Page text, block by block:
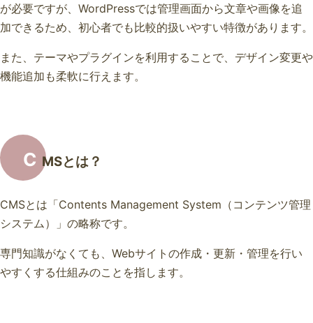
が必要ですが、WordPressでは管理画面から文章や画像を追
加できるため、初心者でも比較的扱いやすい特徴があります。
また、テーマやプラグインを利用することで、デザイン変更や
機能追加も柔軟に行えます。
C MSとは？
CMSとは「Contents Management System（コンテンツ管理
システム）」の略称です。
専門知識がなくても、Webサイトの作成・更新・管理を行い
やすくする仕組みのことを指します。